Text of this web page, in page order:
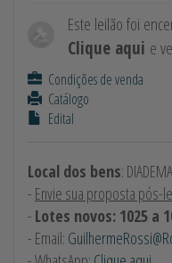
Este leilão foi
Clique aqui e
Condições de venda
Catálogo
Edital
Local dos bens:
- Envie sua proposta pós-
- Lotes novos: 1025 a
- Email: